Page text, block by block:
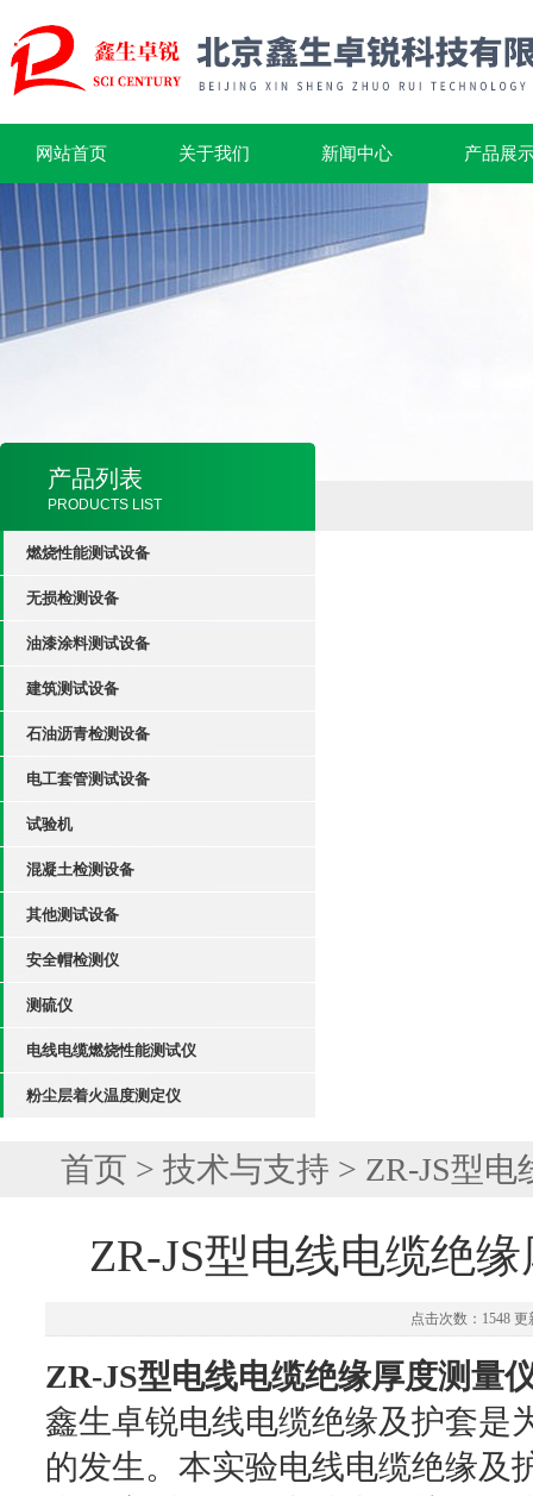
网站首页 关于我们 新闻中心 产品展
产品列表
PRODUCTS LIST
燃烧性能测试设备
无损检测设备
油漆涂料测试设备
建筑测试设备
石油沥青检测设备
电工套管测试设备
试验机
混凝土检测设备
其他测试设备
安全帽检测仪
测硫仪
电线电缆燃烧性能测试仪
粉尘层着火温度测定仪
首页 > 技术与支持 > ZR-JS型
ZR-JS型电线电缆绝
点击次数：1548 更
ZR-JS型电线电缆绝缘厚度测量
鑫生卓锐电线电缆绝缘及护套是
的发生。本实验电线电缆绝缘及